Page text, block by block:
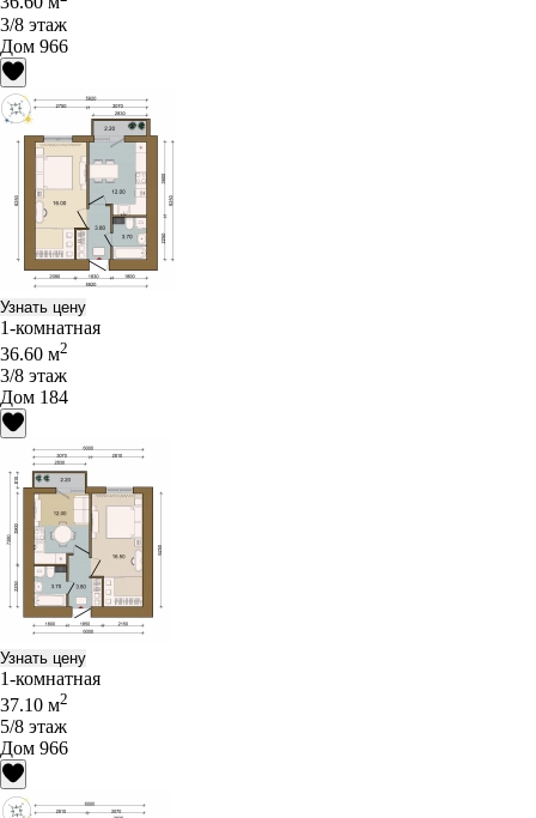
3/8 этаж
Дом 966
Узнать цену
1-комнатная
36.60 м2
3/8 этаж
Дом 184
Узнать цену
1-комнатная
37.10 м2
5/8 этаж
Дом 966